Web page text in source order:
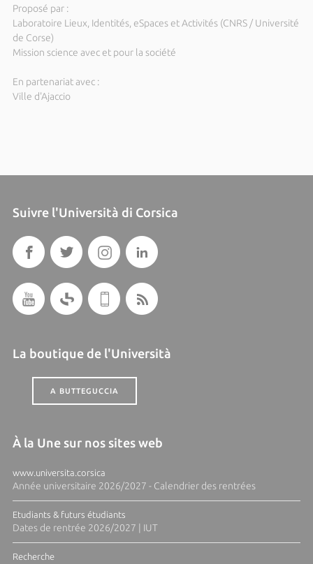
Proposé par :
Laboratoire Lieux, Identités, eSpaces et Activités (CNRS / Université
de Corse)
Mission science avec et pour la société
En partenariat avec :
Ville d'Ajaccio
Suivre l'Università di Corsica
La boutique de l'Università
A BUTTEGUCCIA
À la Une sur nos sites web
www.universita.corsica
Année universitaire 2026/2027 - Calendrier des rentrées
Etudiants & futurs étudiants
Dates de rentrée 2026/2027 | IUT
Recherche